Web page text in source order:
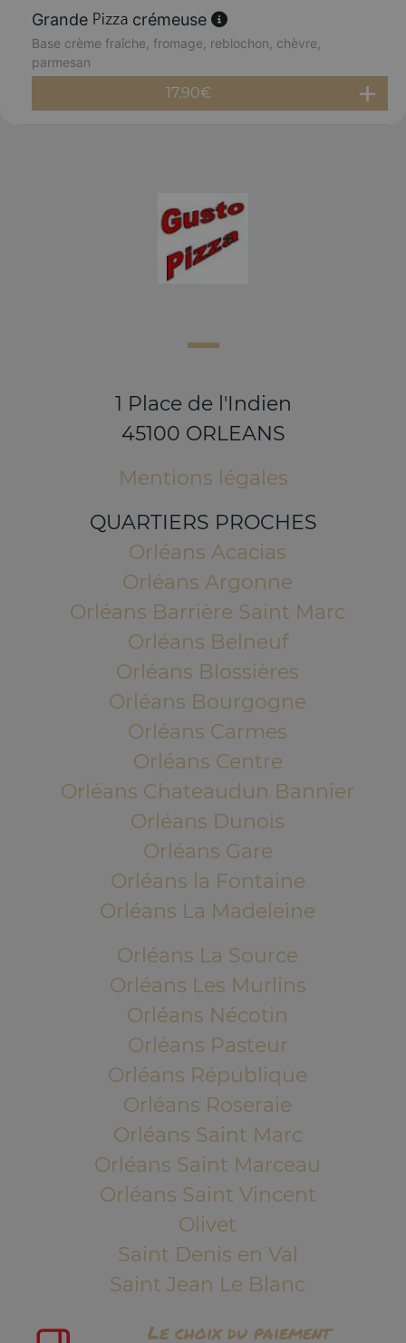
Grande crémeuse
Base crème fraîche, fromage, reblochon, chèvre,
parmesan
17.90€
1 Place de l'Indien
45100 ORLEANS
Mentions légales
QUARTIERS PROCHES
Orléans Acacias
Orléans Argonne
Orléans Barrière Saint Marc
Orléans Belneuf
Orléans Blossières
Orléans Bourgogne
Orléans Carmes
Orléans Centre
Orléans Chateaudun Bannier
Orléans Dunois
Orléans Gare
Orléans la Fontaine
Orléans La Madeleine
Orléans La Source
Orléans Les Murlins
Orléans Nécotin
Orléans Pasteur
Orléans République
Orléans Roseraie
Orléans Saint Marc
Orléans Saint Marceau
Orléans Saint Vincent
Olivet
Saint Denis en Val
Saint Jean Le Blanc
Le choix du paiement